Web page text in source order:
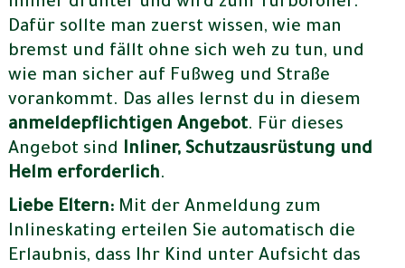
Dafür sollte man zuerst wissen, wie man
bremst und fällt ohne sich weh zu tun, und
wie man sicher auf Fußweg und Straße
vorankommt. Das alles lernst du in diesem
anmeldepflichtigen Angebot. Für dieses
Angebot sind Inliner, Schutzausrüstung und
Helm erforderlich.
Liebe Eltern: Mit der Anmeldung zum
Inlineskating erteilen Sie automatisch die
Erlaubnis, dass Ihr Kind unter Aufsicht das